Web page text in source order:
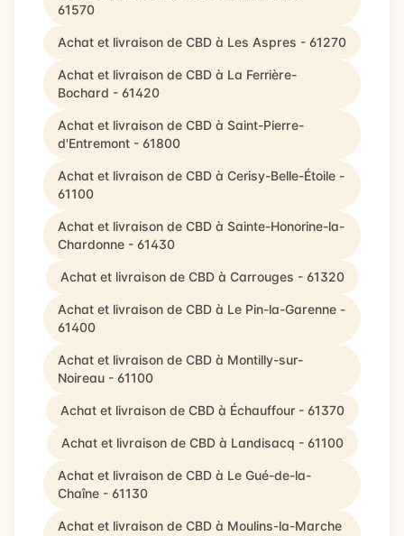
61570
Achat et livraison de CBD à Les Aspres - 61270
Achat et livraison de CBD à La Ferrière-
Bochard - 61420
Achat et livraison de CBD à Saint-Pierre-
d'Entremont - 61800
Achat et livraison de CBD à Cerisy-Belle-Étoile -
61100
Achat et livraison de CBD à Sainte-Honorine-la-
Chardonne - 61430
Achat et livraison de CBD à Carrouges - 61320
Achat et livraison de CBD à Le Pin-la-Garenne -
61400
Achat et livraison de CBD à Montilly-sur-
Noireau - 61100
Achat et livraison de CBD à Échauffour - 61370
Achat et livraison de CBD à Landisacq - 61100
Achat et livraison de CBD à Le Gué-de-la-
Chaîne - 61130
Achat et livraison de CBD à Moulins-la-Marche